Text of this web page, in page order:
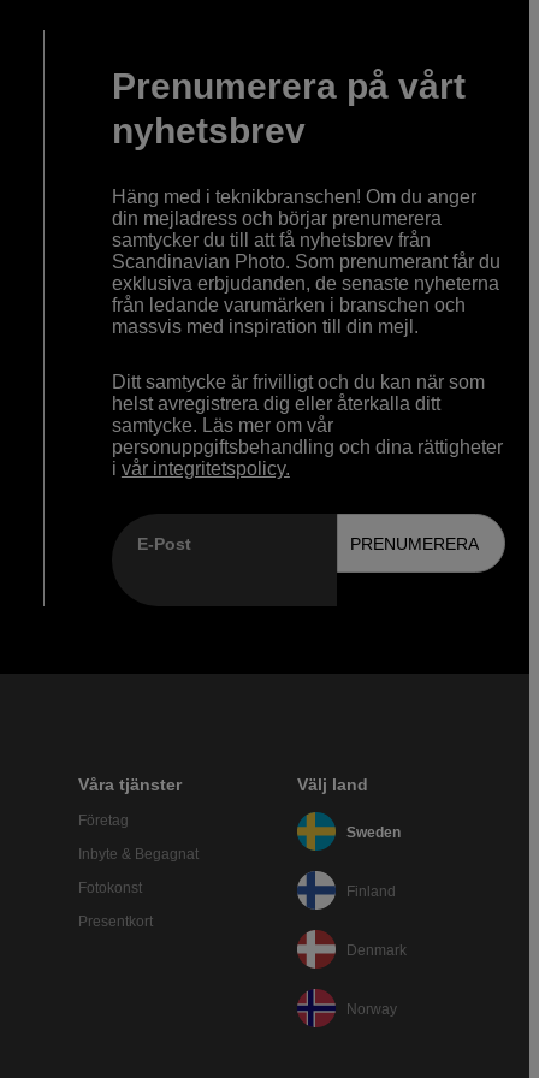
Prenumerera på vårt
nyhetsbrev
Häng med i teknikbranschen! Om du anger
din mejladress och börjar prenumerera
samtycker du till att få nyhetsbrev från
Scandinavian Photo. Som prenumerant får du
exklusiva erbjudanden, de senaste nyheterna
från ledande varumärken i branschen och
massvis med inspiration till din mejl.
Ditt samtycke är frivilligt och du kan när som
helst avregistrera dig eller återkalla ditt
samtycke. Läs mer om vår
personuppgiftsbehandling och dina rättigheter
i vår integritetspolicy.
E-Post PRENUMERERA
Våra tjänster
Företag
Inbyte & Begagnat
Fotokonst
Presentkort
Välj land
Sweden
Finland
Denmark
Norway